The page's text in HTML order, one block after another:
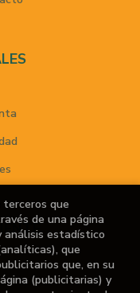
que
de una página
análisis estadístico
que
que, en su
(publicitarias) y